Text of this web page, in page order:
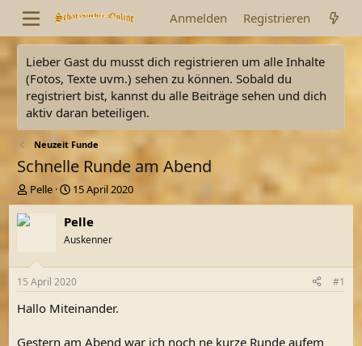
Anmelden Registrieren
Lieber Gast du musst dich registrieren um alle Inhalte
(Fotos, Texte uvm.) sehen zu können. Sobald du
registriert bist, kannst du alle Beiträge sehen und dich
aktiv daran beteiligen.
Neuzeit Funde
Schnelle Runde am Abend
E
r
s
e
r
Pelle
E
r
s
e
l
t
a
15 April 2020
Pelle
Auskenner
15 April 2020 #1
Hallo Miteinander.
Gestern am Abend war ich noch ne kurze Runde aufem